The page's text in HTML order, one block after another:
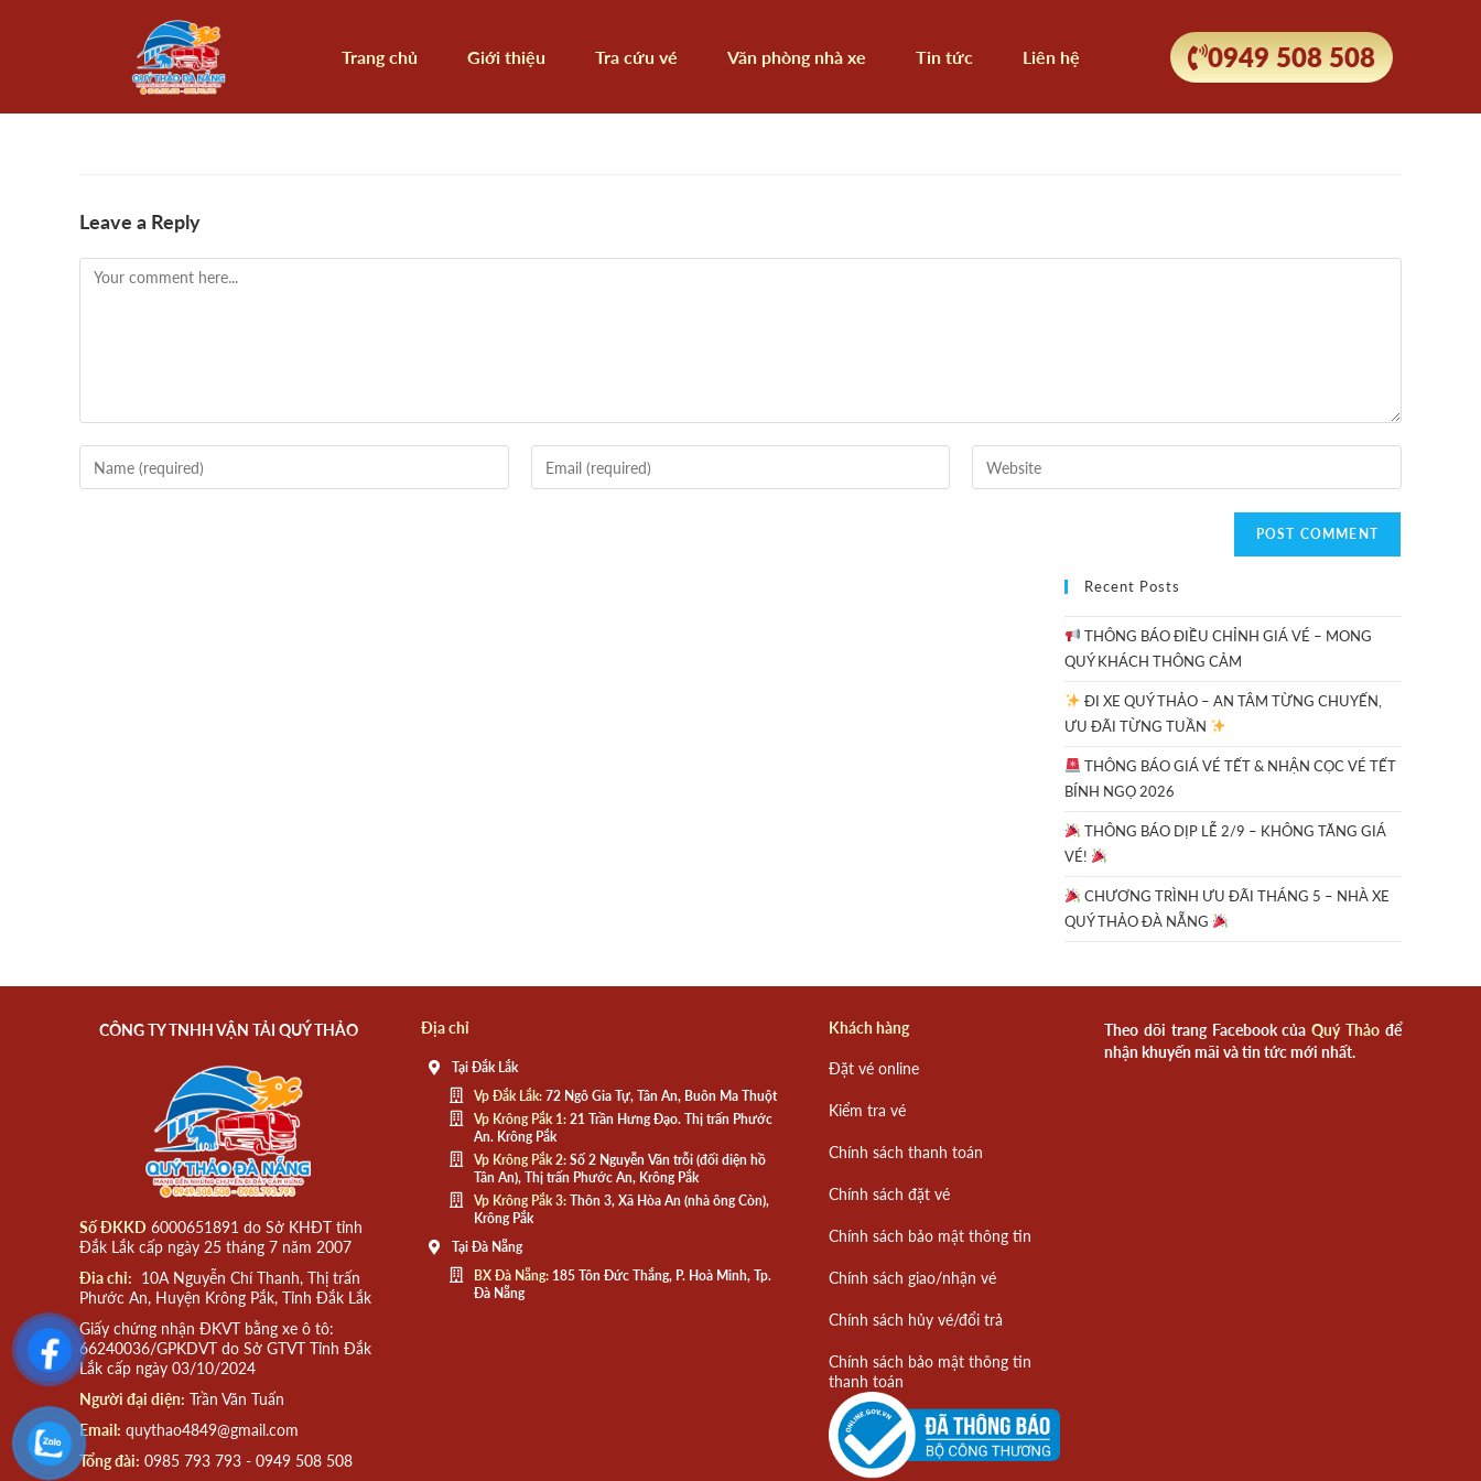
Trang chủ Giới thiệu Tra cứu vé Văn phòng nhà xe Tin tức Liên hệ 0949 508 508
Leave a Reply
Recent Posts
THÔNG BÁO ĐIỀU CHỈNH GIÁ VÉ – MONG
QUÝ KHÁCH THÔNG CẢM
ĐI XE QUÝ THẢO – AN TÂM TỪNG CHUYẾN,
ƯU ĐÃI TỪNG TUẦN
THÔNG BÁO GIÁ VÉ TẾT & NHẬN CỌC VÉ TẾT
BÍNH NGỌ 2026
THÔNG BÁO DỊP LỄ 2/9 – KHÔNG TĂNG GIÁ
VÉ!
CHƯƠNG TRÌNH ƯU ĐÃI THÁNG 5 – NHÀ XE
QUÝ THẢO ĐÀ NẴNG
CÔNG TY TNHH VẬN TẢI QUÝ THẢO
Số ĐKKD 6000651891 do Sở KHĐT tỉnh
Đắk Lắk cấp ngày 25 tháng 7 năm 2007
Đia chỉ: 10A Nguyễn Chí Thanh, Thị trấn
Phước An, Huyện Krông Pắk, Tỉnh Đắk Lắk
Giấy chứng nhận ĐKVT bằng xe ô tô:
66240036/GPKDVT do Sở GTVT Tỉnh Đắk
Lắk cấp ngày 03/10/2024
Người đại diện: Trần Văn Tuấn
Email: quythao4849@gmail.com
Tổng đài: 0985 793 793 - 0949 508 508
Địa chỉ
Tại Đắk Lắk
Vp Đắk Lắk:72 Ngô Gia Tự, Tân An, Buôn Ma Thuột
Vp Krông Pắk 1:21 Trần Hưng Đạo. Thị trấn Phước
An. Krông Pắk
Vp Krông Pắk 2:Số 2 Nguyễn Văn trỗi (đối diện hồ
Tân An), Thị trấn Phước An, Krông Pắk
Vp Krông Pắk 3:Thôn 3, Xã Hòa An (nhà ông Còn),
Krông Pắk
Tại Đà Nẵng
BX Đà Nẵng:185 Tôn Đức Thắng, P. Hoà Minh, Tp.
Đà Nẵng
Khách hàng
Đặt vé online
Kiểm tra vé
Chính sách thanh toán
Chính sách đặt vé
Chính sách bảo mật thông tin
Chính sách giao/nhận vé
Chính sách hủy vé/đổi trả
Chính sách bảo mật thông tin
thanh toán
Theo dõi trang Facebook củaQuý Thảo để
nhận khuyến mãi và tin tức mới nhất.